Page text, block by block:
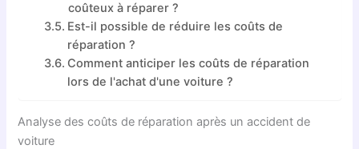
coûteux à réparer ?
Est-il possible de réduire les coûts de
réparation ?
Comment anticiper les coûts de réparation
lors de l'achat d'une voiture ?
Analyse des coûts de réparation après un accident de
voiture